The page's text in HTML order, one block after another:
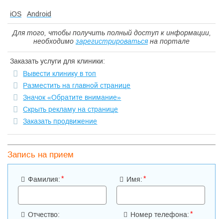
iOS Android
Для того, чтобы получить полный доступ к информации,
необходимо зарегистрироватьсяна портале
Заказать услуги для клиники:
Вывести клинику в топ
Разместить на главной странице
Значок «Обратите внимание»
Скрыть рекламу на странице
Заказать продвижение
Запись на прием
Фамилия:* Имя:*
Отчество: Номер телефона:*